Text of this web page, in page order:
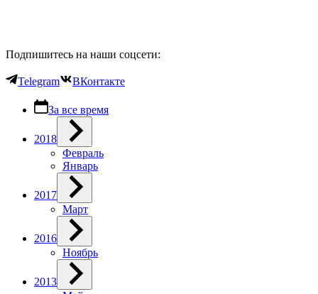
Подпишитесь на наши соцсети:
Telegram ВКонтакте
За все время
2018
Февраль
Январь
2017
Март
2016
Ноябрь
2013